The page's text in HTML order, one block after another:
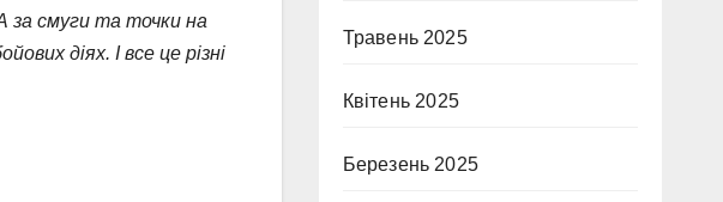
за смуги та точки на
діях. І все це різні
Травень 2025
Квітень 2025
Березень 2025